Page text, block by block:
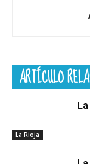
ARTÍCULO
La Rioja